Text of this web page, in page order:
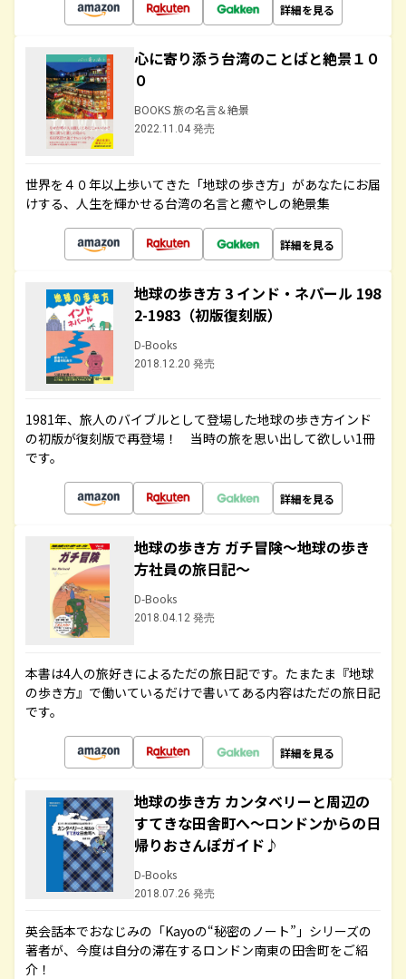
詳細を見る
心に寄り添う台湾のことばと絶景１０
０
BOOKS 旅の名言＆絶景
2022.11.04 発売
世界を４０年以上歩いてきた「地球の歩き方」があなたにお届
けする、人生を輝かせる台湾の名言と癒やしの絶景集
詳細を見る
地球の歩き方 3 インド・ネパール 198
2-1983（初版復刻版）
D-Books
2018.12.20 発売
1981年、旅人のバイブルとして登場した地球の歩き方インド
の初版が復刻版で再登場！ 当時の旅を思い出して欲しい1冊
です。
詳細を見る
地球の歩き方 ガチ冒険～地球の歩き
方社員の旅日記～
D-Books
2018.04.12 発売
本書は4人の旅好きによるただの旅日記です。たまたま『地球
の歩き方』で働いているだけで書いてある内容はただの旅日記
です。
詳細を見る
地球の歩き方 カンタベリーと周辺の
すてきな田舎町へ～ロンドンからの日
帰りおさんぽガイド♪
D-Books
2018.07.26 発売
英会話本でおなじみの「Kayoの“秘密のノート”」シリーズの
著者が、今度は自分の滞在するロンドン南東の田舎町をご紹
介！